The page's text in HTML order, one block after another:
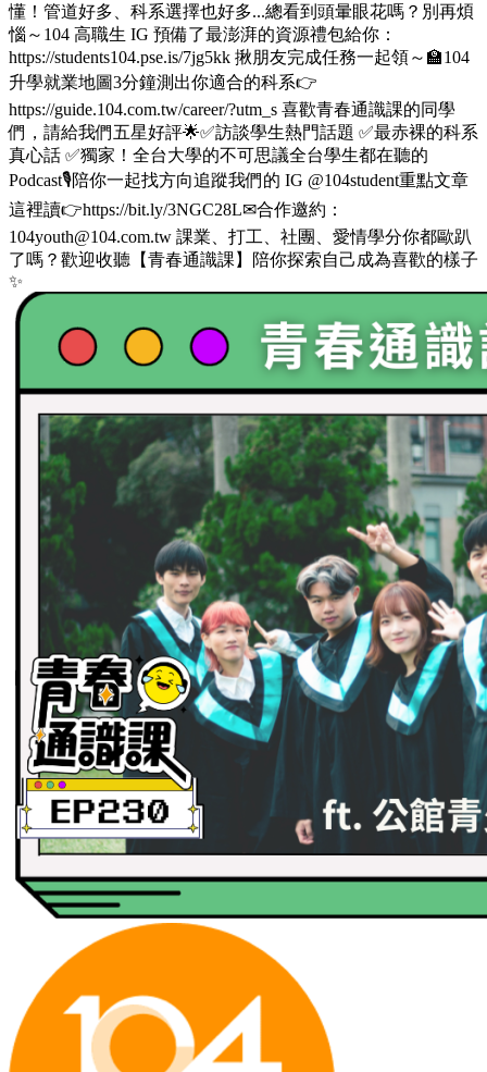
懂！管道好多、科系選擇也好多...總看到頭暈眼花嗎？別再煩
惱～104 高職生 IG 預備了最澎湃的資源禮包給你：
https://students104.pse.is/7jg5kk 揪朋友完成任務一起領～🏫104
升學就業地圖3分鐘測出你適合的科系👉
https://guide.104.com.tw/career/?utm_s 喜歡青春通識課的同學
們，請給我們五星好評🌟✅訪談學生熱門話題 ✅最赤裸的科系
真心話 ✅獨家！全台大學的不可思議全台學生都在聽的
Podcast🎙️陪你一起找方向追蹤我們的 IG @104student重點文章
這裡讀👉https://bit.ly/3NGC28L✉合作邀約：
104youth@104.com.tw 課業、打工、社團、愛情學分你都歐趴
了嗎？歡迎收聽【青春通識課】陪你探索自己成為喜歡的樣子
✨